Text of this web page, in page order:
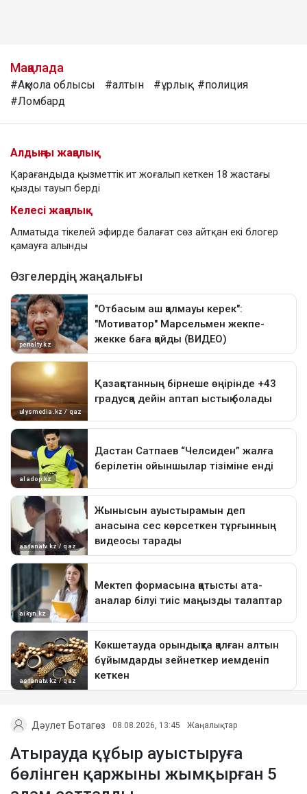
Мақалада
#Ақмола облысы #алтын #ұрлық
#полиция
#Ломбард
Алдыңғы жаңалық
Қарағандыда қызметтік ит жоғалып кеткен 18 жастағы
қызды тауып берді
Келесі жаңалық
Алматыда тікелей эфирде балағат сөз айтқан екі блогер
қамауға алынды
Дәулет Ботагөз 08.08.2026, 13:45 Жаңалықтар
Атырауда құбыр ауыстыруға
бөлінген қаржыны жымқырған 5